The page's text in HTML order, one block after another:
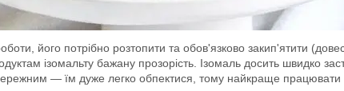
його потрібно розтопити та обов'язково закип'ятити
ізомальту бажану прозорість. Ізомаль досить швидко
— їм дуже легко обпектися, тому найкраще працювати